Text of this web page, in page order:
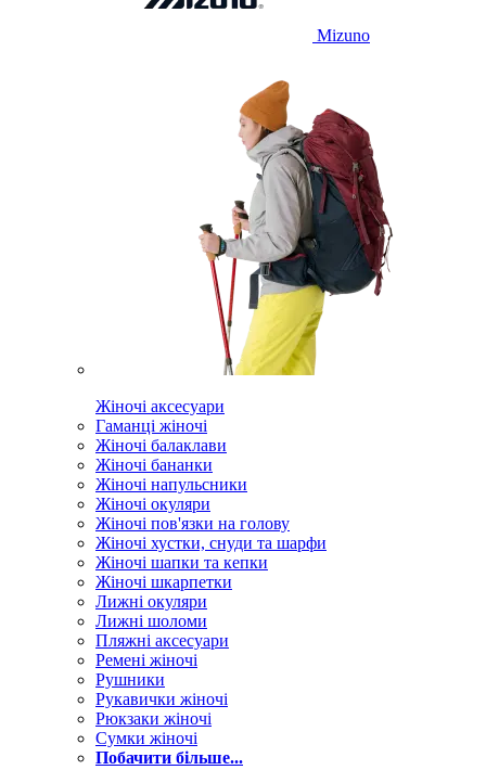
Mizuno
Жіночі аксесуари
Гаманці жіночі
Жіночі балаклави
Жіночі бананки
Жіночі напульсники
Жіночі окуляри
Жіночі пов'язки на голову
Жіночі хустки, снуди та шарфи
Жіночі шапки та кепки
Жіночі шкарпетки
Лижні окуляри
Лижні шоломи
Пляжні аксесуари
Ремені жіночі
Рушники
Рукавички жіночі
Рюкзаки жіночі
Сумки жіночі
Побачити більше...